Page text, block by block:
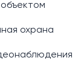
охрана